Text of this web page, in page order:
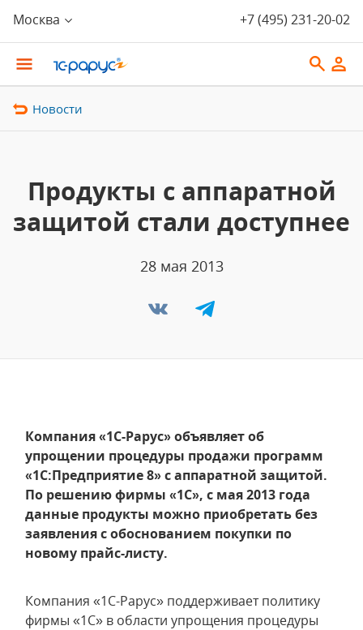
Москва +7 (495) 231-20-02
Новости
Продукты с аппаратной
защитой стали доступнее
28 мая 2013
Компания «1С-Рарус» объявляет об
упрощении процедуры продажи программ
«1С:Предприятие 8» с аппаратной защитой.
По решению фирмы «1С», с мая 2013 года
данные продукты можно приобретать без
заявления с обоснованием покупки по
новому прайс-листу.
Компания «1С-Рарус» поддерживает политику
фирмы «1С» в области упрощения процедуры